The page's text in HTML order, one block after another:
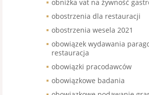
obniżka vat na żywność
obostrzenia dla restauracji
obostrzenia wesela 2021
obowiązek wydawania
restauracja
obowiązki pracodawców
obowiązkowe badania